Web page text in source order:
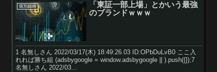
個別銘柄
「東証一部上場」とかいう最強
のブランドｗｗｗ
1 名無しさん 2022/03/17(木) 18:49:26.03 ID:OPbDuLvB0 ここ入
れれば勝ち組 (adsbygoogle = window.adsbygoogle || ).push({});7
名無しさん 2022/03...